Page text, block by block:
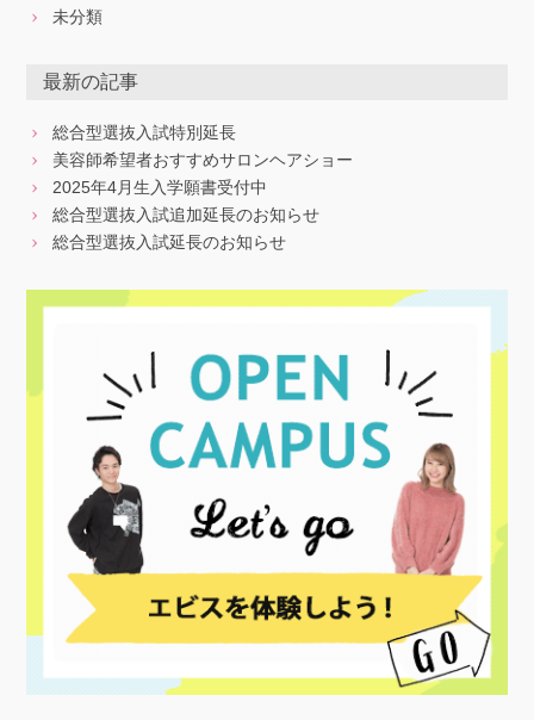
未分類
最新の記事
総合型選抜入試特別延長
美容師希望者おすすめサロンヘアショー
2025年4月生入学願書受付中
総合型選抜入試追加延長のお知らせ
総合型選抜入試延長のお知らせ